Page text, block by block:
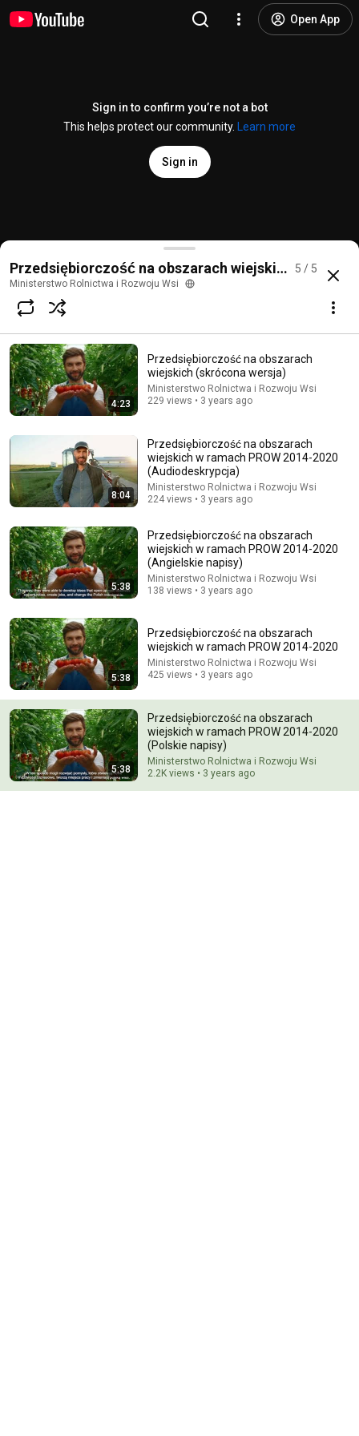
Open App
Sign in to confirm you’re not a bot
This helps protect our community.
Learn more
Sign in
Przedsiębiorczość na obszarach wiejskich w
@MRIRW_GOV_PL 3 likes 2.2K views 3 years ago
Subscribe
Comments
Comment...
Gdyby ludzie wiedzieli TO o jedzeniu, połowa sklepów
by zbankrutowała! Dr Tadeusz Oleszczuk
Sekrety Długowieczności by Expertia Naturals 120K views
Przedsiębiorczość na obszarach wiejskich w ramach
5 / 5
Ministerstwo Rolnictwa i Rozwoju Wsi
4:23
Przedsiębiorczość na obszarach
wiejskich (skrócona wersja)
Ministerstwo Rolnictwa i Rozwoju Wsi
229 views • 3 years ago
8:04
Przedsiębiorczość na obszarach
wiejskich w ramach PROW 2014-2020
(Audiodeskrypcja)
Ministerstwo Rolnictwa i Rozwoju Wsi
224 views • 3 years ago
5:38
Przedsiębiorczość na obszarach
wiejskich w ramach PROW 2014-2020
(Angielskie napisy)
Ministerstwo Rolnictwa i Rozwoju Wsi
138 views • 3 years ago
5:38
Przedsiębiorczość na obszarach
wiejskich w ramach PROW 2014-2020
Ministerstwo Rolnictwa i Rozwoju Wsi
425 views • 3 years ago
5:38
Przedsiębiorczość na obszarach
wiejskich w ramach PROW 2014-2020
(Polskie napisy)
Ministerstwo Rolnictwa i Rozwoju Wsi
2.2K views • 3 years ago